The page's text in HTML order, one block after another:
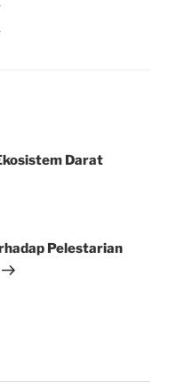
Darat
Pelestarian